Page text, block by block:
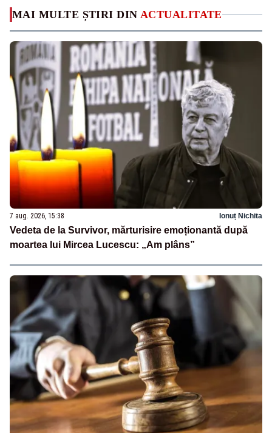
MAI MULTE ȘTIRI DIN ACTUALITATE
7 aug. 2026, 15:38 Ionuț Nichita
Vedeta de la Survivor, mărturisire emoționantă după
moartea lui Mircea Lucescu: „Am plâns”